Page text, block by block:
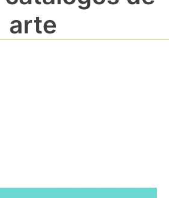
arte